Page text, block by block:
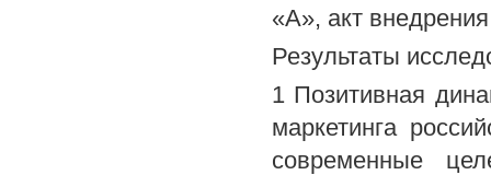
«А», акт
Результаты
1 Позитивная
маркетинга
современные